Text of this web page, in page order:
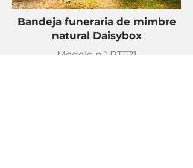
Bandeja funeraria de mimbre
natural Daisybox
Modelo n.° RTT21